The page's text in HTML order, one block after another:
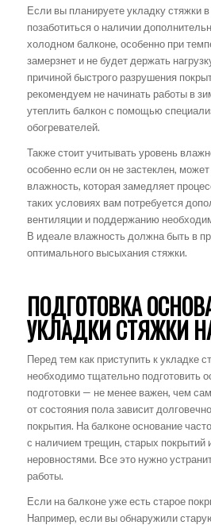
Если вы планируете укладку стяжки
позаботиться о наличии
холодном балконе, особенно при
замерзнет и не будет держать
причиной быстрого разрушения
рекомендуем не начинать работы в
утеплить балкон с помощью
обогревателей.
Также стоит учитывать уровень
особенно если он не застеклен,
влажность, которая замедляет
таких условиях вам потребуется
вентиляции и поддержанию
В идеале влажность должна быть в
оптимального высыхания стяжки.
ПОДГОТОВКА
УКЛАДКИ СТЯЖКИ
Перед тем как приступить к укладке
необходимо тщательно подготовить
подготовки — не менее важен, чем
от состояния пола зависит
покрытия. На балконе основание
с наличием трещин, старых покрытий
неровностями. Все это нужно
работы.
Если на балконе уже есть старое
Например, если вы обнаружили